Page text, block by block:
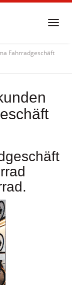
Fahrradgeschäft